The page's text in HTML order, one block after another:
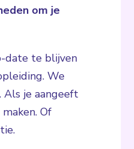
om je
date te blijven
We
Als je aangeeft
Of